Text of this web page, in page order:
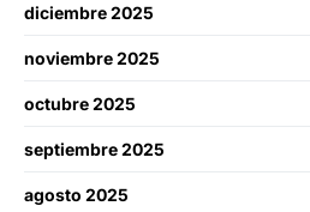
diciembre 2025
noviembre 2025
octubre 2025
septiembre 2025
agosto 2025